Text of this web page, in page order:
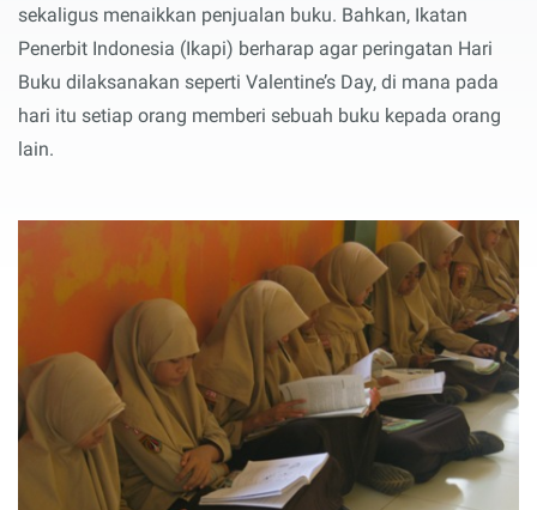
sekaligus menaikkan penjualan buku. Bahkan, Ikatan
Penerbit Indonesia (Ikapi) berharap agar peringatan Hari
Buku dilaksanakan seperti Valentine’s Day, di mana pada
hari itu setiap orang memberi sebuah buku kepada orang
lain.